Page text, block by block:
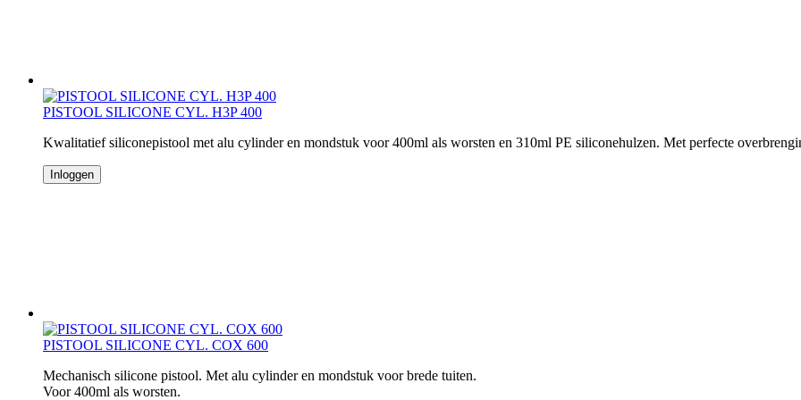
PISTOOL SILICONE CYL. H3P 400
Kwalitatief siliconepistool met alu cylinder en mondstuk voor 400ml als worsten en 310ml PE siliconehulzen. Met perfecte
Inloggen
PISTOOL SILICONE CYL. COX 600
Mechanisch silicone pistool. Met alu cylinder en mondstuk voor brede tuiten.
Voor 400ml als worsten.